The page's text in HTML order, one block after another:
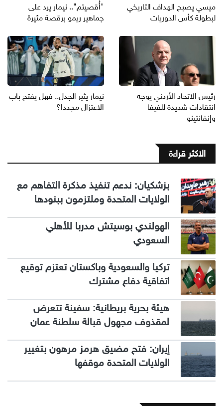
ميسي يصبح الهداف التاريخي
لبطولة كأس الدوريات
"أُقصيتم".. نيمار يرد على
جماهير ريمو برقصة مثيرة
رئيس الاتحاد الأردني يوجه
انتقادات شديدة للفيفا
وإنفانتينو
نيمار يثير الجدل.. فهل يفتح باب
الاعتزال مجددا؟
الاكثر قراءة
بزشكيان: ندعم تنفيذ مذكرة التفاهم مع
الولايات المتحدة وملتزمون ببنودها
الهولندي بوسيتش مدربا للأهلي
السعودي
تركيا والسعودية وباكستان تعتزم توقيع
اتفاقية دفاع مشترك
هيئة بحرية بريطانية: سفينة تتعرض
لمقذوف مجهول قبالة سلطنة عمان
إيران: فتح مضيق هرمز مرهون بتغيير
الولايات المتحدة موقفها